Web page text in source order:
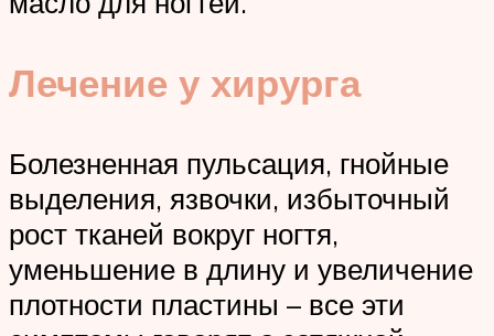
Лечение у хирурга
Болезненная пульсация, гнойные
выделения, язвочки, избыточный
рост тканей вокруг ногтя,
уменьшение в длину и увеличение
плотности пластины – все эти